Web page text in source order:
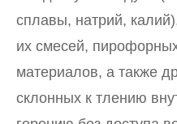
сплавы, натрий,
их смесей,
материалов, а также
склонных к тлению